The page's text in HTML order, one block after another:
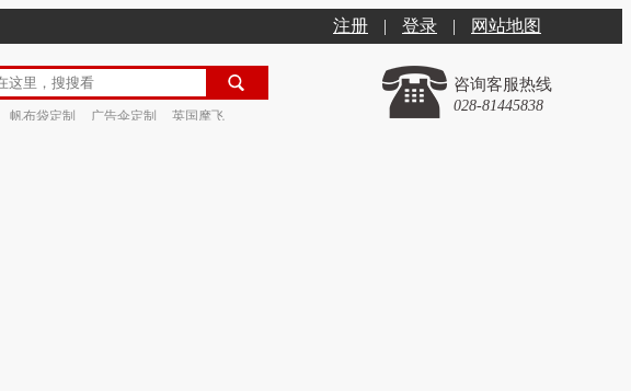
注册 | 登录 | 网站地图
帆布袋定制 广告伞定制 英国摩飞
咨询客服热线
028-81445838